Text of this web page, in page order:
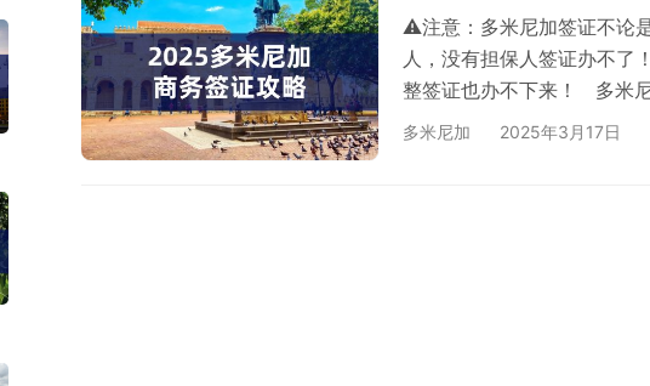
⚠️注意：多米尼加签证不论
人，没有担保人签证办不了
整签证也办不下来！ 多米
引着全球投资者的目光。根
多米尼加 2025年3月17日